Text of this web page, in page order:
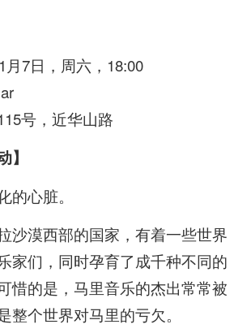
月7日，周六，18:00
号，近华山路
】
的心脏。
沙漠西部的国家，有着一些世界
家们，同时孕育了成千种不同的
惜的是，马里音乐的杰出常常被
整个世界对马里的亏欠。